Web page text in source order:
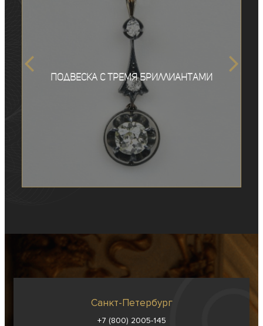
Подвеска с тремя бриллиантами
Санкт-Петербург
+7 (800) 2005-145